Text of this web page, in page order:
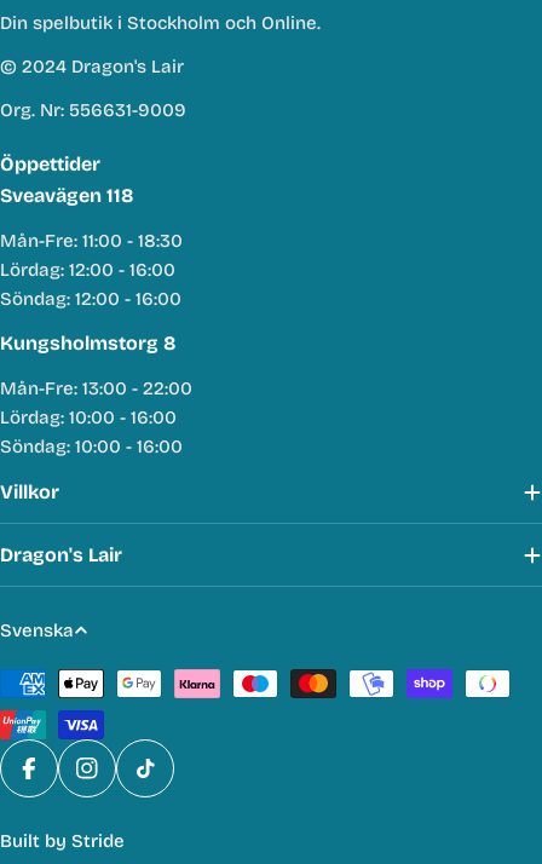
Din spelbutik i Stockholm och Online.
© 2024 Dragon's Lair
Org. Nr: 556631-9009
Öppettider
Sveavägen 118
Mån-Fre: 11:00 - 18:30
Lördag: 12:00 - 16:00
Söndag: 12:00 - 16:00
Kungsholmstorg 8
Mån-Fre: 13:00 - 22:00
Lördag: 10:00 - 16:00
Söndag: 10:00 - 16:00
Villkor
Dragon's Lair
S
p
r
å
k
Svenska
Betalmetoder
FacebookInstagram
TikTok
Built by Stride